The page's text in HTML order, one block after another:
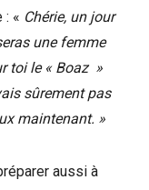
: « Chérie, un jour
une femme
toi le « Boaz »
sûrement pas
maintenant. »
aussi à